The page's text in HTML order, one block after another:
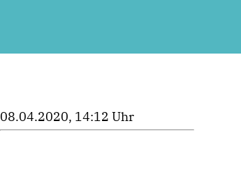
08.04.2020, 14:12 Uhr